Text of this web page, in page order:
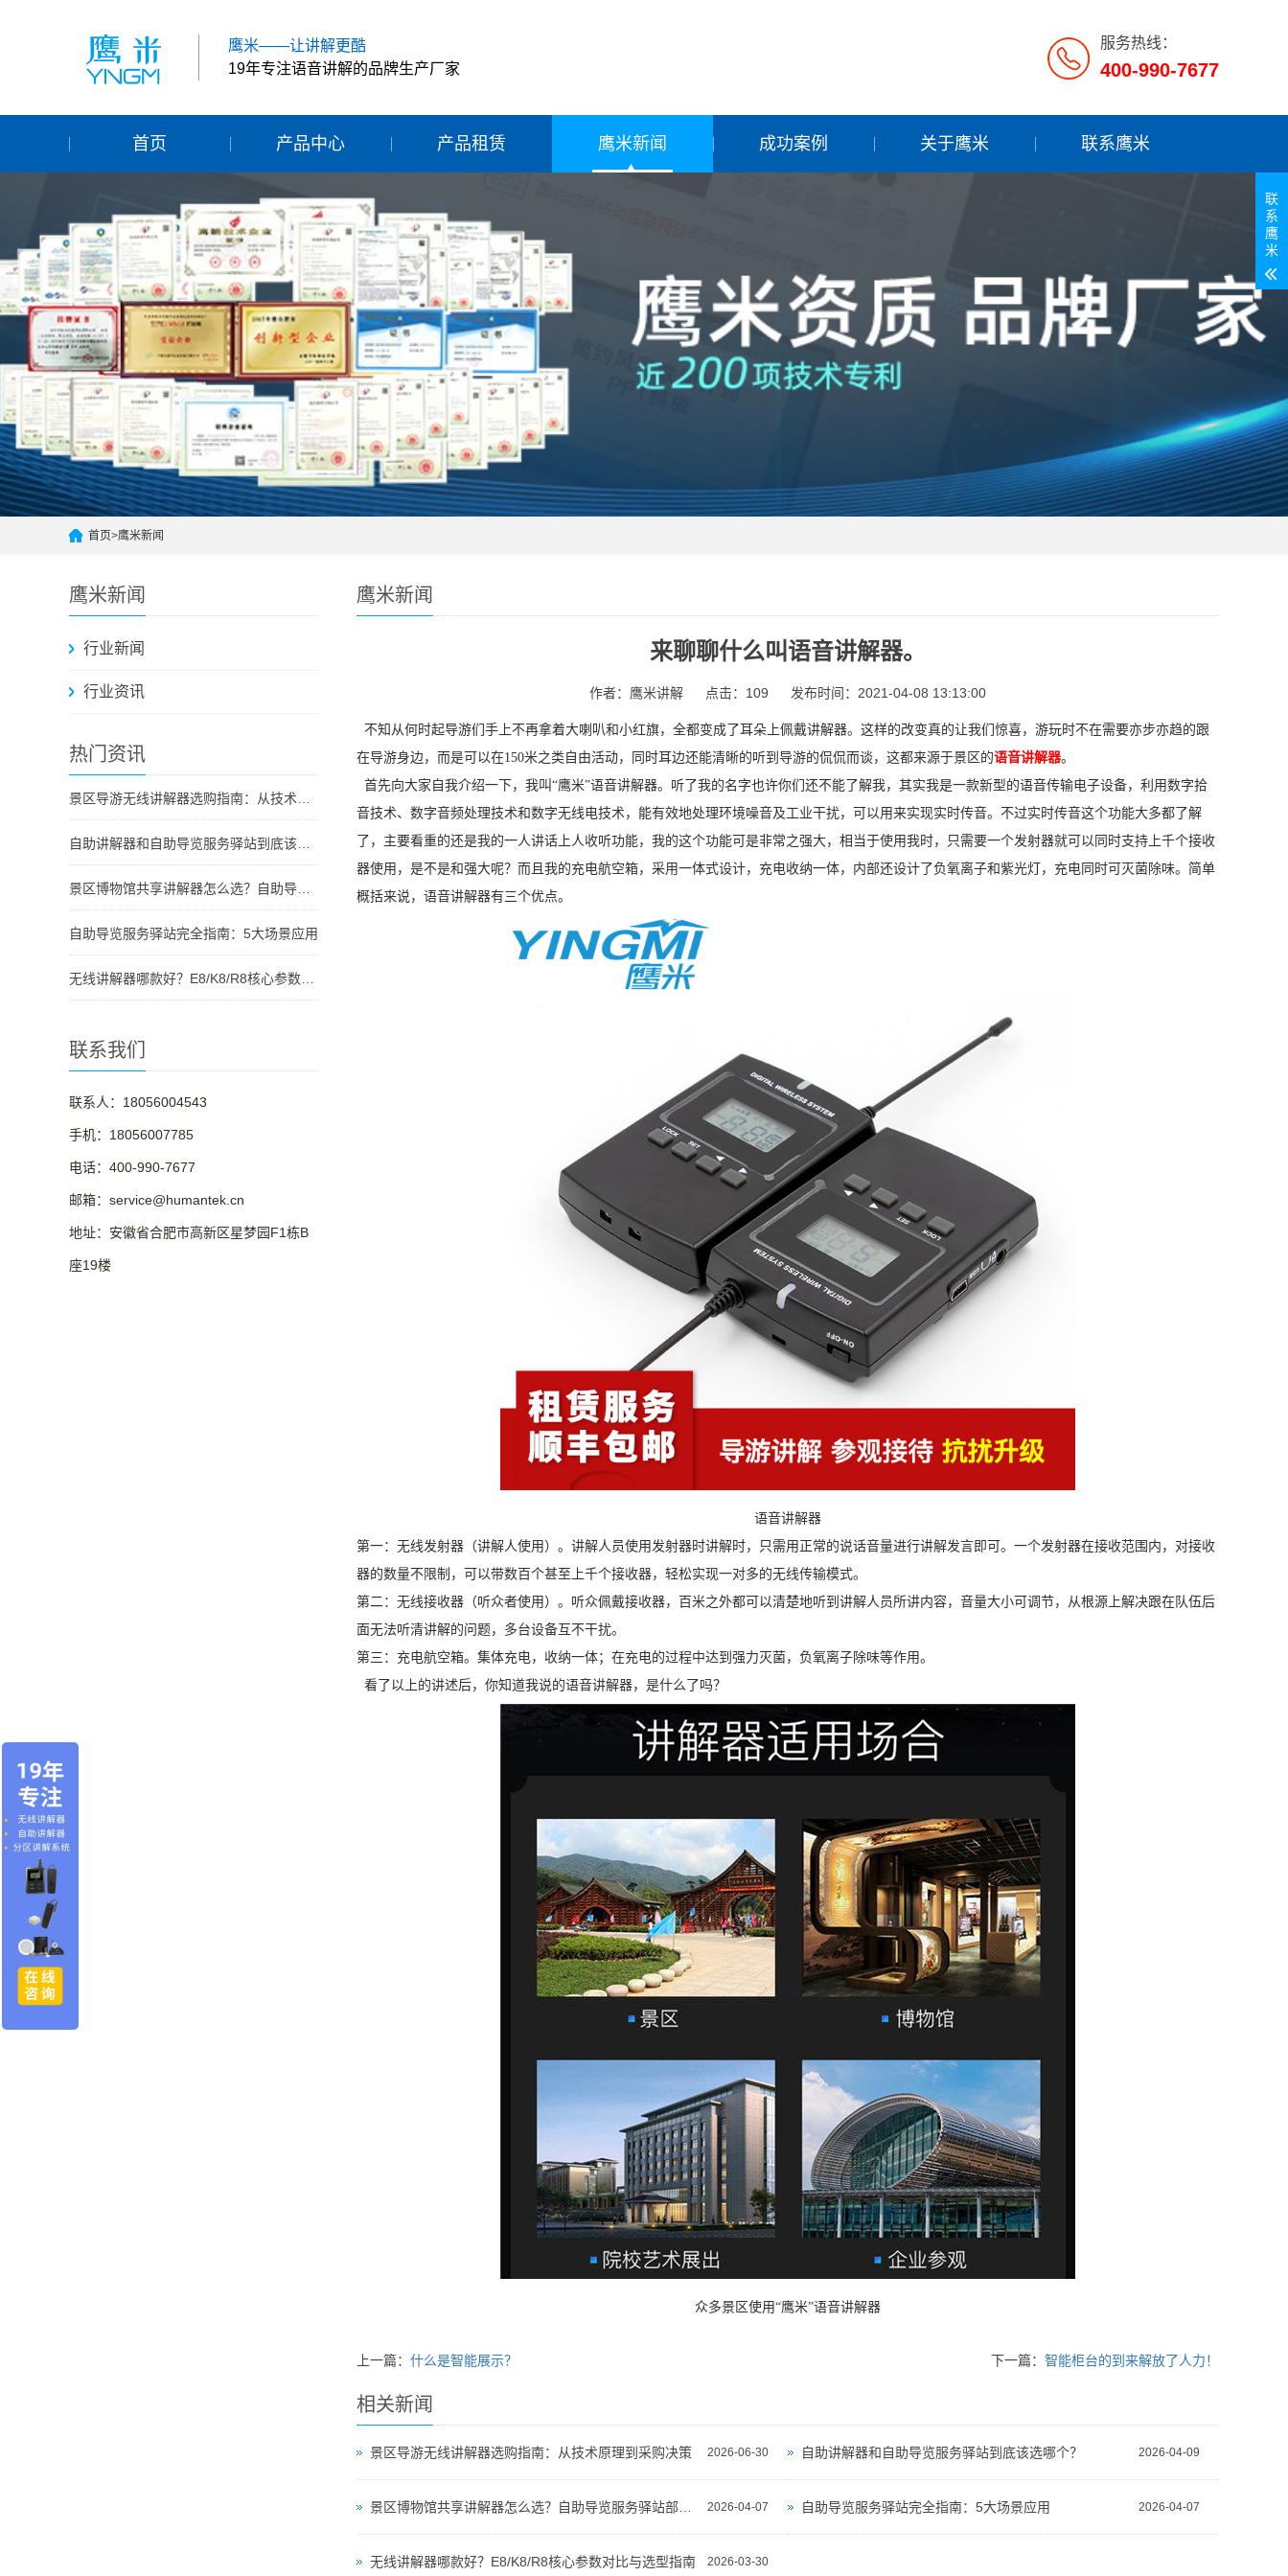
服务热线：
400-990-7677
鹰米——让讲解更酷
19年专注语音讲解的品牌生产厂家
首页 产品中心 产品租赁 鹰米新闻 成功案例 关于鹰米 联系鹰米
首页>鹰米新闻
鹰米新闻
行业新闻
行业资讯
热门资讯
自助导览服务驿站完全指南：5大场景应用
联系我们
联系人：18056004543
手机：18056007785
电话：400-990-7677
邮箱：service@humantek.cn
地址：安徽省合肥市高新区星梦园F1栋B
座19楼
鹰米新闻
来聊聊什么叫语音讲解器。
作者：鹰米讲解 点击：109 发布时间：2021-04-08 13:13:00
不知从何时起导游们手上不再拿着大喇叭和小红旗，全都变成了耳朵上佩戴讲解器。这样的改变真的让我们惊喜，游玩时不在需要亦步亦趋的跟
在导游身边，而是可以在150米之类自由活动，同时耳边还能清晰的听到导游的侃侃而谈，这都来源于景区的语音讲解器。
首先向大家自我介绍一下，我叫“鹰米”语音讲解器。听了我的名字也许你们还不能了解我，其实我是一款新型的语音传输电子设备，利用数字拾
音技术、数字音频处理技术和数字无线电技术，能有效地处理环境噪音及工业干扰，可以用来实现实时传音。不过实时传音这个功能大多都了解
了，主要看重的还是我的一人讲话上人收听功能，我的这个功能可是非常之强大，相当于使用我时，只需要一个发射器就可以同时支持上千个接收
器使用，是不是和强大呢？而且我的充电航空箱，采用一体式设计，充电收纳一体，内部还设计了负氧离子和紫光灯，充电同时可灭菌除味。简单
概括来说，语音讲解器有三个优点。
语音讲解器
第一：无线发射器（讲解人使用）。讲解人员使用发射器时讲解时，只需用正常的说话音量进行讲解发言即可。一个发射器在接收范围内，对接收
器的数量不限制，可以带数百个甚至上千个接收器，轻松实现一对多的无线传输模式。
第二：无线接收器（听众者使用）。听众佩戴接收器，百米之外都可以清楚地听到讲解人员所讲内容，音量大小可调节，从根源上解决跟在队伍后
面无法听清讲解的问题，多台设备互不干扰。
第三：充电航空箱。集体充电，收纳一体；在充电的过程中达到强力灭菌，负氧离子除味等作用。
看了以上的讲述后，你知道我说的语音讲解器，是什么了吗？
众多景区使用“鹰米”语音讲解器
上一篇： 什么是智能展示？ 下一篇： 智能柜台的到来解放了人力！
相关新闻
2026-06-30
景区导游无线讲解器选购指南：从技术原理到采购决策 2026-04-09
自助讲解器和自助导览服务驿站到底该选哪个？
2026-04-07 2026-04-07
自助导览服务驿站完全指南：5大场景应用
2026-03-30
无线讲解器哪款好？E8/K8/R8核心参数对比与选型指南
联
系
鹰
米